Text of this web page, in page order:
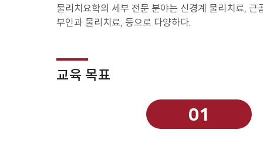
물리치요학의 세부 전문 분야는 신경계 물리치료,
부인과 물리치료, 등으로 다양하다.
교육 목표